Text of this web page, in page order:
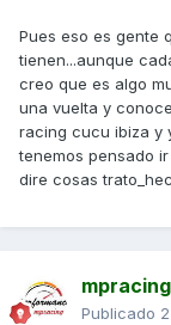
Pues eso es gente
tienen...aunque
creo que es algo
una vuelta y
racing cucu ibiza y
tenemos pensado
dire cosas
mpracing
Publicado